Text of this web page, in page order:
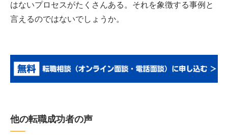
はないプロセスがたくさんある。それを象徴する事例と
言えるのではないでしょうか。
他の転職成功者の声